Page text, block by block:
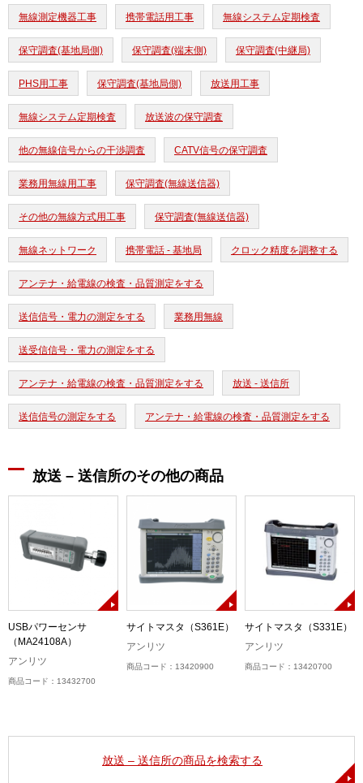
無線測定機器工事 携帯電話用工事 無線システム定期検査
保守調査(基地局側) 保守調査(端末側) 保守調査(中継局)
PHS用工事 保守調査(基地局側) 放送用工事
無線システム定期検査 放送波の保守調査
他の無線信号からの干渉調査 CATV信号の保守調査
業務用無線用工事 保守調査(無線送信器)
その他の無線方式用工事 保守調査(無線送信器)
無線ネットワーク 携帯電話 - 基地局 クロック精度を調整する
アンテナ・給電線の検査・品質測定をする
送信信号・電力の測定をする 業務用無線
送受信信号・電力の測定をする
アンテナ・給電線の検査・品質測定をする 放送 - 送信所
送信信号の測定をする アンテナ・給電線の検査・品質測定をする
放送 – 送信所のその他の商品
USBパワーセンサ
（MA24108A）
アンリツ
商品コード：13432700
サイトマスタ（S361E）
アンリツ
商品コード：13420900
サイトマスタ（S331E）
アンリツ
商品コード：13420700
放送 – 送信所の商品を検索する